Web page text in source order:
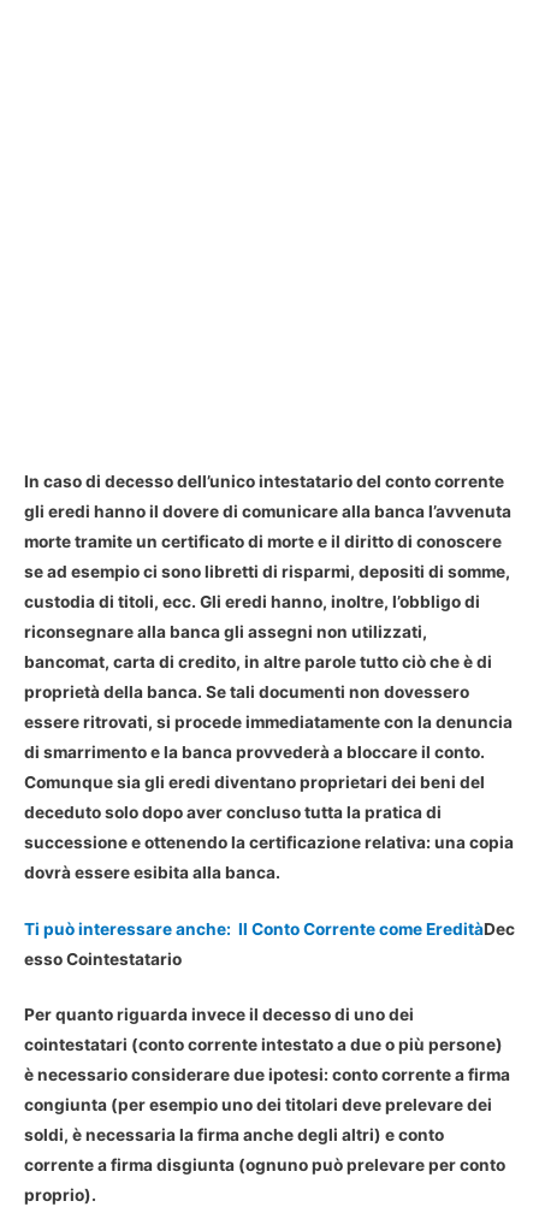
In caso di decesso dell’unico intestatario del conto corrente
gli eredi hanno il dovere di comunicare alla banca l’avvenuta
morte tramite un certificato di morte e il diritto di conoscere
se ad esempio ci sono libretti di risparmi, depositi di somme,
custodia di titoli, ecc. Gli eredi hanno, inoltre, l’obbligo di
riconsegnare alla banca gli assegni non utilizzati,
bancomat, carta di credito, in altre parole tutto ciò che è di
proprietà della banca. Se tali documenti non dovessero
essere ritrovati, si procede immediatamente con la denuncia
di smarrimento e la banca provvederà a bloccare il conto.
Comunque sia gli eredi diventano proprietari dei beni del
deceduto solo dopo aver concluso tutta la pratica di
successione e ottenendo la certificazione relativa: una copia
dovrà essere esibita alla banca.
Ti può interessare anche: Il Conto Corrente come EreditàDec
esso Cointestatario
Per quanto riguarda invece il decesso di uno dei
cointestatari (conto corrente intestato a due o più persone)
è necessario considerare due ipotesi: conto corrente a firma
congiunta (per esempio uno dei titolari deve prelevare dei
soldi, è necessaria la firma anche degli altri) e conto
corrente a firma disgiunta (ognuno può prelevare per conto
proprio).